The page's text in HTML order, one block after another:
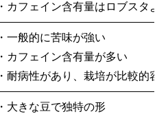
・カフェイン含有量はロブスタよ
・一般的に苦味が強い
・カフェイン含有量が多い
・耐病性があり、栽培が比較的容
・大きな豆で独特の形